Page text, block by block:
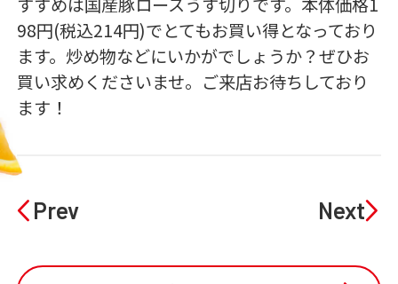
98円(税込214円)でとてもお買い得となっており
ます。炒め物などにいかがでしょうか？ぜひお
買い求めくださいませ。ご来店お待ちしており
ます！
Prev Next